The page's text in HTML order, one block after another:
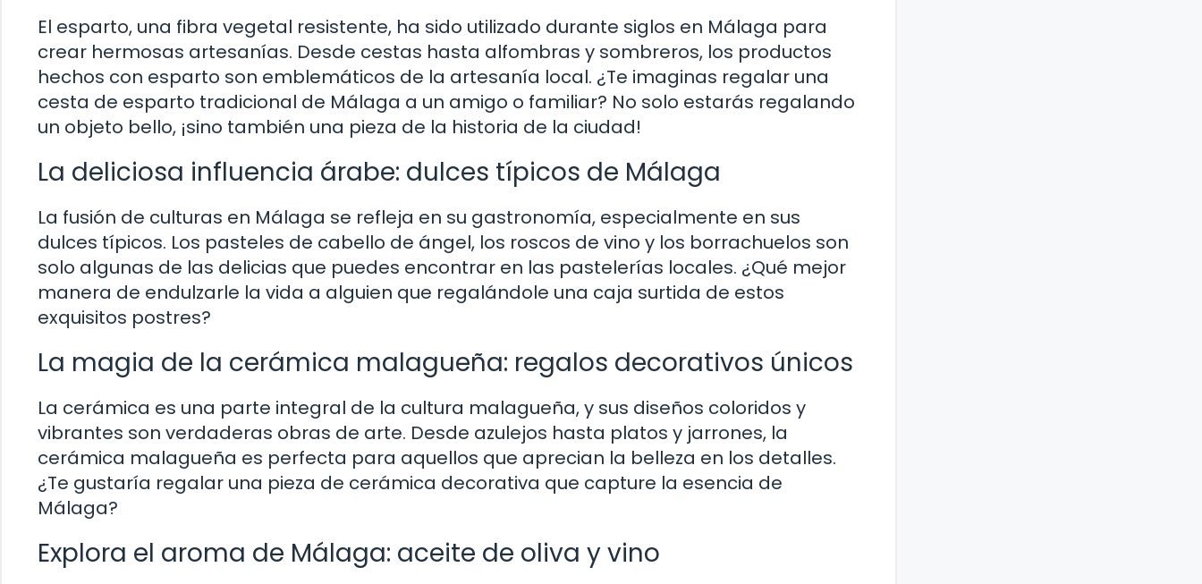
El esparto, una fibra vegetal resistente, ha sido utilizado durante siglos en Málaga para
crear hermosas artesanías. Desde cestas hasta alfombras y sombreros, los productos
hechos con esparto son emblemáticos de la artesanía local. ¿Te imaginas regalar una
cesta de esparto tradicional de Málaga a un amigo o familiar? No solo estarás regalando
un objeto bello, ¡sino también una pieza de la historia de la ciudad!
La deliciosa influencia árabe: dulces típicos de Málaga
La fusión de culturas en Málaga se refleja en su gastronomía, especialmente en sus
dulces típicos. Los pasteles de cabello de ángel, los roscos de vino y los borrachuelos son
solo algunas de las delicias que puedes encontrar en las pastelerías locales. ¿Qué mejor
manera de endulzarle la vida a alguien que regalándole una caja surtida de estos
exquisitos postres?
La magia de la cerámica malagueña: regalos decorativos únicos
La cerámica es una parte integral de la cultura malagueña, y sus diseños coloridos y
vibrantes son verdaderas obras de arte. Desde azulejos hasta platos y jarrones, la
cerámica malagueña es perfecta para aquellos que aprecian la belleza en los detalles.
¿Te gustaría regalar una pieza de cerámica decorativa que capture la esencia de
Málaga?
Explora el aroma de Málaga: aceite de oliva y vino